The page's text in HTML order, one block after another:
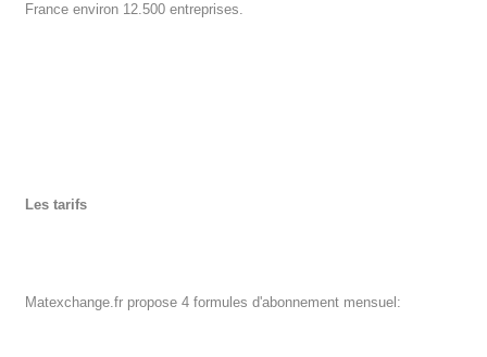
France environ 12.500 entreprises.
Les tarifs
Matexchange.fr propose 4 formules d'abonnement mensuel: